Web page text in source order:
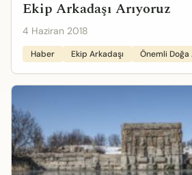
Ekip Arkadaşı Arıyoruz
4 Haziran 2018
Haber Ekip Arkadaşı Önemli Doğa